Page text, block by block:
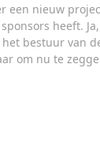
een nieuw
heeft.
bestuur van
om nu te